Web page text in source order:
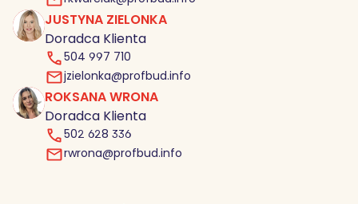
JZ
JUSTYNA ZIELONKA
Doradca Klienta
504 997 710
jzielonka@profbud.info
RW ROKSANA WRONA
Doradca Klienta
502 628 336
rwrona@profbud.info